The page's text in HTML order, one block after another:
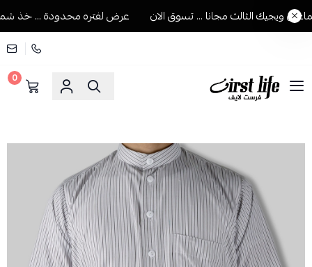
الثالث مجانا ... تسوق الان عرض لفتره محدودة ... خذ
فرست لايف للمستلزمات الرجالية
0